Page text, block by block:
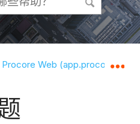
次
Procore Web